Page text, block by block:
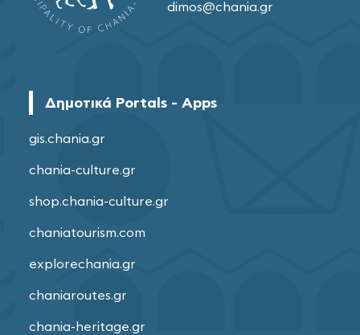
dimos@chania.gr
Δημοτικά Portals - Apps
gis.chania.gr
chania-culture.gr
shop.chania-culture.gr
chaniatourism.com
explorechania.gr
chaniaroutes.gr
chania-heritage.gr